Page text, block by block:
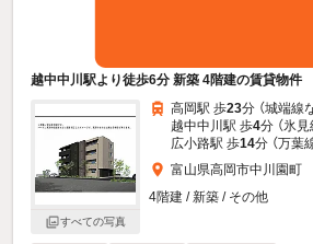
越中中川駅より徒歩6分 新築 4階建の賃貸物件
すべての写真
高岡駅 歩23分 （城端線
越中中川駅 歩4分 （氷見
広小路駅 歩14分 （万葉
富山県高岡市中川園町
4階建 / 新築 / その他